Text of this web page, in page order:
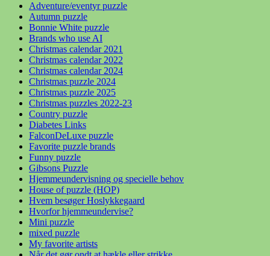
Adventure/eventyr puzzle
Autumn puzzle
Bonnie White puzzle
Brands who use AI
Christmas calendar 2021
Christmas calendar 2022
Christmas calendar 2024
Christmas puzzle 2024
Christmas puzzle 2025
Christmas puzzles 2022-23
Country puzzle
Diabetes Links
FalconDeLuxe puzzle
Favorite puzzle brands
Funny puzzle
Gibsons Puzzle
Hjemmeundervisning og specielle behov
House of puzzle (HOP)
Hvem besøger Hoslykkegaard
Hvorfor hjemmeundervise?
Mini puzzle
mixed puzzle
My favorite artists